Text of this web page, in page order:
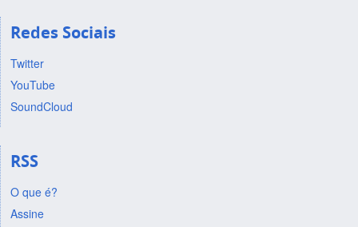
Redes Sociais
Twitter
YouTube
SoundCloud
RSS
O que é?
Assine